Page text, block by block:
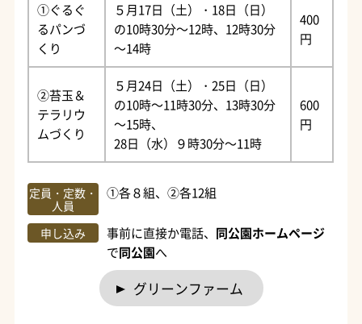
①ぐるぐ
るパンづ
くり
５月17日（土）・18日（日）
の10時30分～12時、12時30分
～14時
400
円
②苔玉＆
テラリウ
ムづくり
５月24日（土）・25日（日）
の10時～11時30分、13時30分
～15時、
28日（水）９時30分～11時
600
円
定員・定数・
人員
①各８組、②各12組
申し込み 事前に直接か電話、 同公園ホームページ
で同公園へ
グリーンファーム